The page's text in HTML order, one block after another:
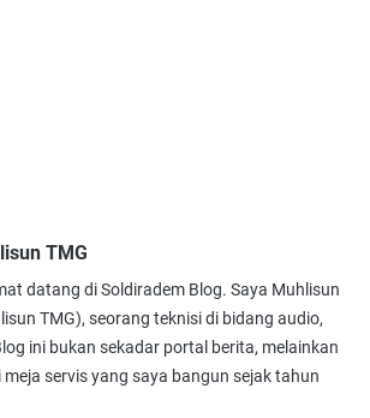
TMG
datang di Soldiradem Blog. Saya Muhlisun
TMG), seorang teknisi di bidang audio,
ini bukan sekadar portal berita, melainkan
servis yang saya bangun sejak tahun